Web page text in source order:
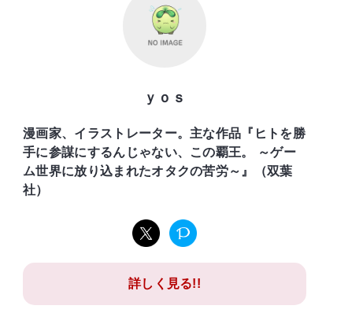
ｙｏｓ
漫画家、イラストレーター。主な作品『ヒトを勝
手に参謀にするんじゃない、この覇王。 ～ゲー
ム世界に放り込まれたオタクの苦労～』（双葉
社）
詳しく見る!!